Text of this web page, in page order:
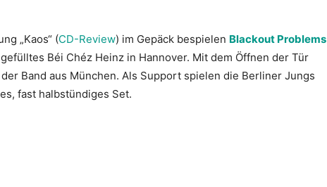
„Kaos“ (CD-Review) im Gepäck bespielen Blackout Problems
Béi Chéz Heinz in Hannover. Mit dem Öffnen der Tür
Band aus München. Als Support spielen die Berliner Jungs
fast halbstündiges Set.